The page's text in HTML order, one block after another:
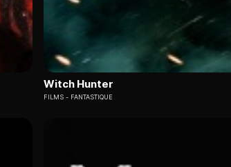
Witch Hunter
FILMS FANTASTIQUE